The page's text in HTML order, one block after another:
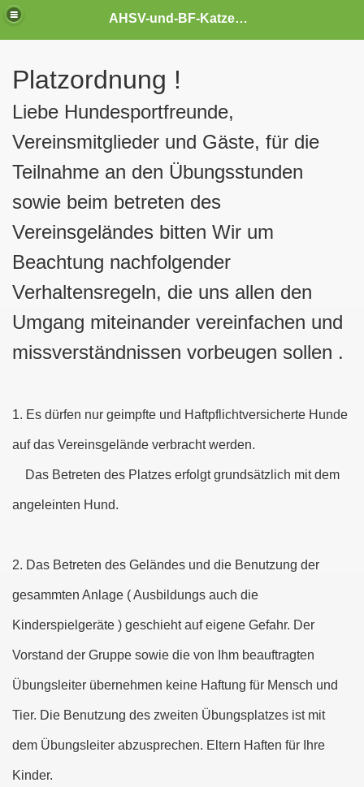
AHSV-und-BF-Katzenelnbogen
Platzordnung !
Liebe Hundesportfreunde,
Vereinsmitglieder und Gäste, für die
Teilnahme an den Übungsstunden
sowie beim betreten des
Vereinsgeländes bitten Wir um
Beachtung nachfolgender
Verhaltensregeln, die uns allen den
Umgang miteinander vereinfachen und
missverständnissen vorbeugen sollen .
1. Es dürfen nur geimpfte und Haftpflichtversicherte Hunde
auf das Vereinsgelände verbracht werden.
Das Betreten des Platzes erfolgt grundsätzlich mit dem
angeleinten Hund.
2. Das Betreten des Geländes und die Benutzung der
gesammten Anlage ( Ausbildungs auch die
Kinderspielgeräte ) geschieht auf eigene Gefahr. Der
Vorstand der Gruppe sowie die von Ihm beauftragten
Übungsleiter übernehmen keine Haftung für Mensch und
Tier. Die Benutzung des zweiten Übungsplatzes ist mit
dem Übungsleiter abzusprechen. Eltern Haften für Ihre
Kinder.